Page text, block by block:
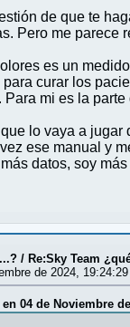
de que te
Pero me parece
es un
para curar los
Para mi es la
lo vaya a jugar
ese manual y
datos, soy
/ Re:Sky Team
de 2024,
04 de Noviembre